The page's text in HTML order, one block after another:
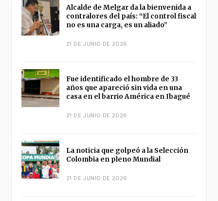
Alcalde de Melgar da la bienvenida a
contralores del país: “El control fiscal
no es una carga, es un aliado”
21 DE JUNIO DE 2026
Fue identificado el hombre de 33
años que apareció sin vida en una
casa en el barrio América en Ibagué
21 DE JUNIO DE 2026
La noticia que golpeó a la Selección
Colombia en pleno Mundial
21 DE JUNIO DE 2026